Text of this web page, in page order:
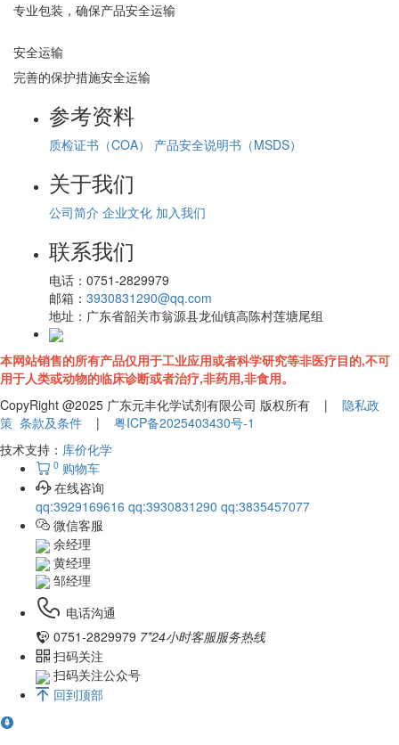
专业包装，确保产品安全运输
安全运输
完善的保护措施安全运输
参考资料
质检证书（COA） 产品安全说明书（MSDS）
关于我们
公司简介 企业文化 加入我们
联系我们
电话： 0751-2829979
邮箱： 3930831290@qq.com
地址： 广东省韶关市翁源县龙仙镇高陈村莲塘尾组
本网站销售的所有产品仅用于工业应用或者科学研究等非医疗目的,不可
用于人类或动物的临床诊断或者治疗,非药用,非食用。
CopyRight @2025 广东元丰化学试剂有限公司 版权所有 | 隐私政
策 条款及条件 | 粤ICP备2025403430号-1
技术支持： 库价化学
0 购物车
在线咨询
qq:3929169616 qq:3930831290 qq:3835457077
微信客服
余经理
黄经理
邹经理
电话沟通
0751-2829979 7*24小时客服服务热线
扫码关注
扫码关注公众号
回到顶部